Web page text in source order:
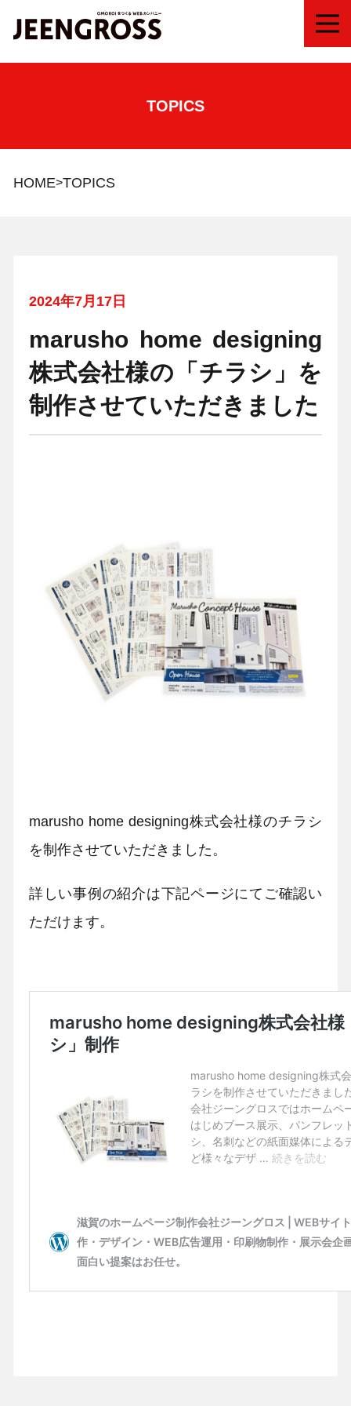
TOPICS
HOME TOPICS
2024年7月17日
marusho home designing
株式会社様の「チラシ」を
制作させていただきました
marusho home designing株式会社様のチラシ
を制作させていただきました。
詳しい事例の紹介は下記ページにてご確認い
ただけます。